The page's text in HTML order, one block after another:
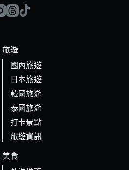
旅遊
國內旅遊
日本旅遊
韓國旅遊
泰國旅遊
打卡景點
旅遊資訊
美食